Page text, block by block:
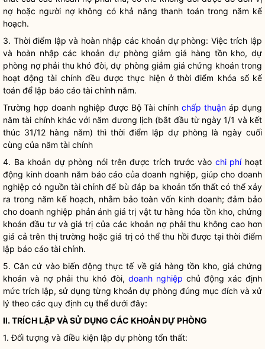
nợ hoặc người nợ không có khả năng thanh toán trong năm kế
hoạch.
3. Thời điểm lập và hoàn nhập các khoản dự phòng: Việc trích lập
và hoàn nhập các khoản dự phòng giảm giá hàng tồn kho, dự
phòng nợ phải thu khó đòi, dự phòng giảm giá chứng khoán trong
hoạt động tài chính đều được thực hiện ở thời điểm khóa sổ kế
toán để lập báo cáo tài chính năm.
Trường hợp doanh nghiệp được Bộ Tài chínhchấp thuận áp dụng
năm tài chính khác với năm dương lịch (bắt đầu từ ngày 1/1 và kết
thúc 31/12 hàng năm) thì thời điểm lập dự phòng là ngày cuối
cùng của năm tài chính
4. Ba khoản dự phòng nói trên được trích trước vào chi phíhoạt
động kinh doanh năm báo cáo củadoanh nghiệp, giúp chodoanh
nghiệp có nguồn tài chính để bù đắp ba khoản tổn thất có thể xảy
ra trong năm kế hoạch, nhằm bảo toàn vốn kinh doanh; đảm bảo
chodoanh nghiệp phản ánh giá trị vật tư hàng hóa tồn kho, chứng
khoán đầu tư và giá trị của các khoản nợ phải thu không cao hơn
giá cả trên thị trường hoặc giá trị có thể thu hồi được tại thời điểm
lập báo cáo tài chính.
5. Căn cứ vào biến động thực tế về giá hàng tồn kho, giá chứng
khoán và nợ phải thu khó đòi, doanh nghiệp chủ động xác định
mức trích lập, sử dụng từng khoản dự phòng đúng mục đích và xử
lý theo các quy định cụ thể dưới đây:
II. TRÍCH LẬP VÀ SỬ DỤNG CÁC KHOẢN DỰ PHÒNG
1. Đối tượng và điều kiện lập dự phòng tổn thất: